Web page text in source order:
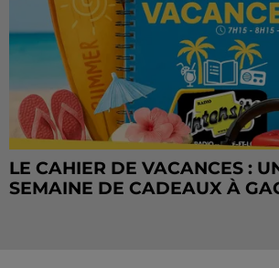
LE CAHIER DE VACANCES :
SEMAINE DE CADEAUX À